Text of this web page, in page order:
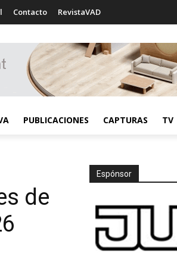
Contacto RevistaVAD
PUBLICACIONES CAPTURAS TV
de
Espónsor